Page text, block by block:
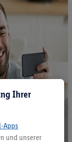
Ihrer
Apps
und unserer